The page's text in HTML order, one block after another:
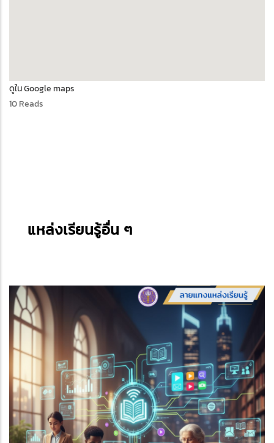
ดูใน Google maps
10 Reads
แหล่งเรียนรู้อื่น ๆ